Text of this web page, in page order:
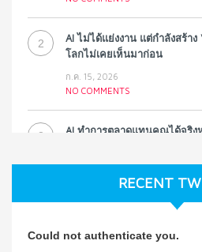
2
AI ไม่ได้แย่งงาน แต่กำลังสร้า
โลกไม่เคยเห็นมาก่อน
ก.ค. 15, 2026
NO COMMENTS
3
AI ทำการตลาดแทนคุณได้จริง
NO COMMENTS
Koe ในแบบอาจารย์บอม
RECENT
Could not authenticate you.